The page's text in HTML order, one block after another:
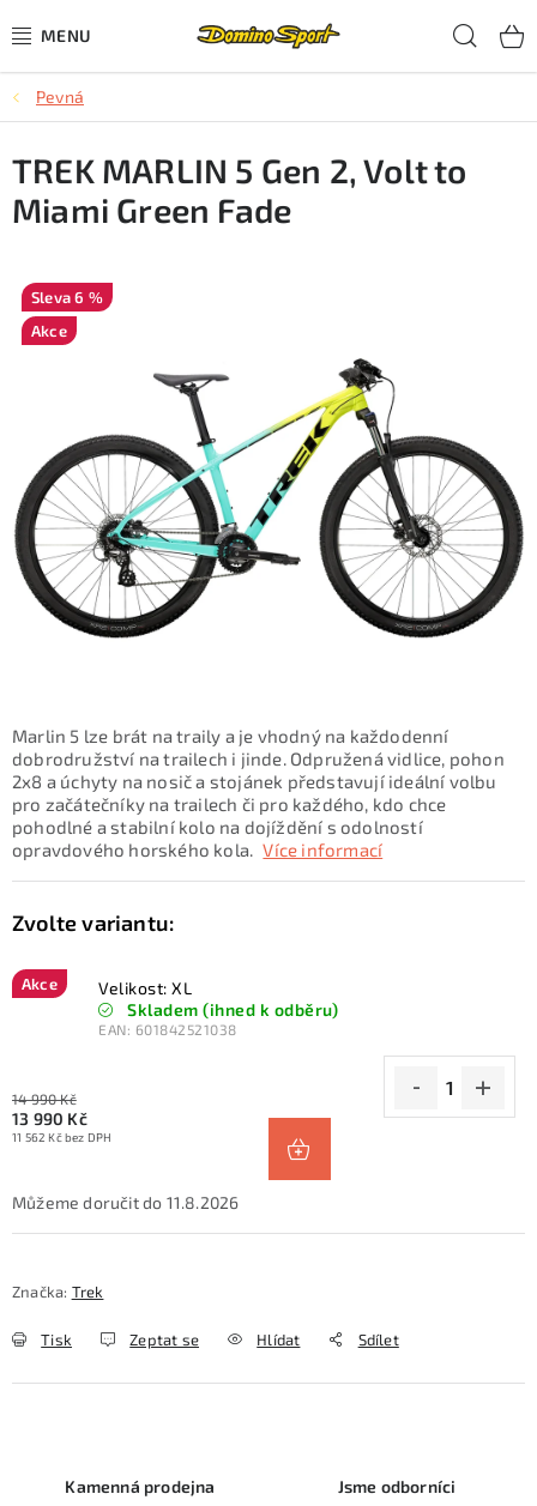
na
CYKLISTIKA
SJEZDOVÉ LYŽOVÁNÍ
SKIALPOVÉ LYŽOVÁNÍ
BĚŽECKÉ LYŽOVÁNÍ
OBLEČENÍ A OBUV
TIPY NA DÁRKY
KONTAKTY
ZNAČKY
Pevná
Marlin 5 lze brát na traily a je vhodný na každodenní
dobrodružství na trailech i jinde. Odpružená vidlice, pohon
2x8 a úchyty na nosič a stojánek představují ideální volbu
pro začátečníky na trailech či pro každého, kdo chce
pohodlné a stabilní kolo na dojíždění s odolností
opravdového horského kola. Více informací
Akce
Velikost: XL
Skladem (ihned k odběru)
EAN: 601842521038
14 990 Kč
13 990 Kč
11 562 Kč bez DPH
11.8.2026
Značka: Trek
Tisk Zeptat se Hlídat Sdílet
TREK MARLIN 5 Gen 2, Volt to
Miami Green Fade
6 %
Akce
Kamenná prodejna Jsme odborníci